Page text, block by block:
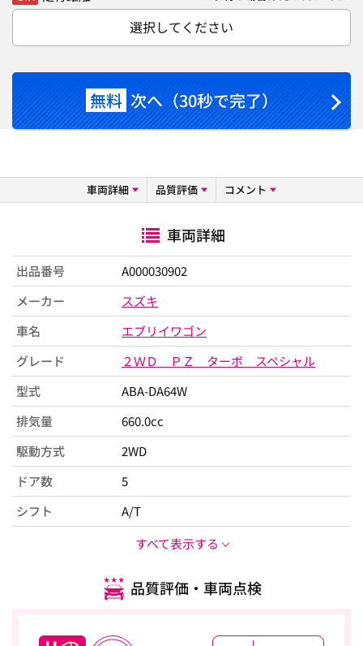
選択してください
無料 次へ（30秒で完了）
車両詳細 品質評価 コメント
車両詳細
出品番号
A000030902
メーカー
スズキ
車名
エブリイワゴン
グレード
２ＷＤ ＰＺ ターボ スペシャル
型式
ABA-DA64W
排気量
660.0cc
駆動方式
2WD
ドア数
5
シフト
A/T
すべて表示する
品質評価・車両点検